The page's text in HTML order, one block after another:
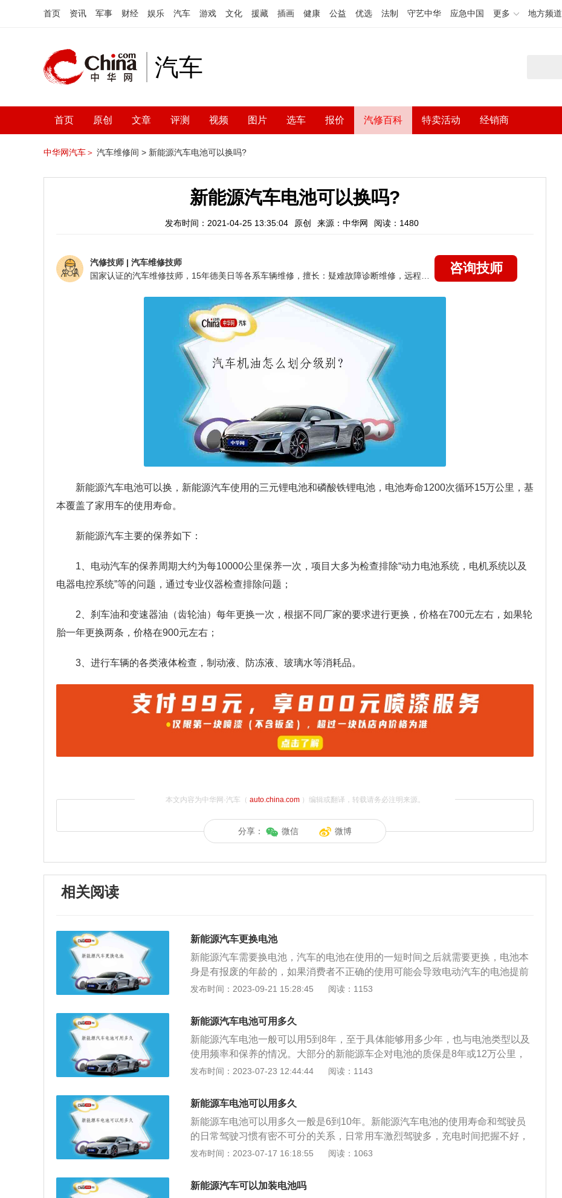
首页 资讯 军事 财经 娱乐 汽车 游戏 文化 援藏 插画 健康 公益 优选 法制 守艺中华 应急中国 更多 地方频道
汽车
首页 原创 文章 评测 视频 图片 选车 报价 汽修百科 特卖活动 经销商
中华网汽车＞ 汽车维修间 > 新能源汽车电池可以换吗?
新能源汽车电池可以换吗?
发布时间：2021-04-25 13:35:04 原创 来源：中华网 阅读：1480
汽修技师 | 汽车维修技师
咨询技师
新能源汽车电池可以换，新能源汽车使用的三元锂电池和磷酸铁锂电池，电池寿命1200次循环15万公里，基
本覆盖了家用车的使用寿命。
新能源汽车主要的保养如下：
1、电动汽车的保养周期大约为每10000公里保养一次，项目大多为检查排除“动力电池系统，电机系统以及
电器电控系统”等的问题，通过专业仪器检查排除问题；
2、刹车油和变速器油（齿轮油）每年更换一次，根据不同厂家的要求进行更换，价格在700元左右，如果轮
胎一年更换两条，价格在900元左右；
3、进行车辆的各类液体检查，制动液、防冻液、玻璃水等消耗品。
本文内容为中华网·汽车（ auto.china.com）编辑或翻译，转载请务必注明来源。
分享： 微信 微博
相关阅读
新能源汽车更换电池
新能源汽车需要换电池，汽车的电池在使用的一短时间之后就需要更换，电池本
身是有报废的年龄的，如果消费者不正确的使用可能会导致电动汽车的电池提前
报废，所以需要去电动汽车的4s店更换电池。新能源汽车是指采用非常规的车用
辆的动力控制和驱动方面的先进技术，形成的技术原理先进、具有新技术、新结
（BEV，包括太阳能汽车）、燃料电池电动汽车（FCEV）、其他新能源（如超
级电容器、飞轮等高效储能器）汽车等。非常规的车用燃料指除汽油、柴油之外
的燃料。
发布时间：2023-09-21 15:28:45 阅读：1153
新能源汽车电池可用多久
新能源汽车电池一般可以用5到8年，至于具体能够用多少年，也与电池类型以及
使用频率和保养的情况。大部分的新能源车企对电池的质保是8年或12万公里，
还有一些车企业承诺可以免费换新。想要买新能源汽车的话，电池的使用寿命也
电池。三元锂电池的使用寿命比较长，可以使用五到八年甚至十年。而且，工信
池、电机等核心零部件保用8年或12万公里以上。八年内出了问题，可以找厂
家。八年后，需要换电池，价格会比现在便宜。
发布时间：2023-07-23 12:44:44 阅读：1143
新能源车电池可以用多久
新能源车电池可以用多久一般是6到10年。新能源汽车电池的使用寿命和驾驶员
的日常驾驶习惯有密不可分的关系，日常用车激烈驾驶多，充电时间把握不好，
都会影响新能源汽车电池的使用时间。通常情况下，设计寿命都在六年乃至十年
现续航里程下降、存电量少、充电慢等问题，所以新能源汽车的电池在使用6年
发布时间：2023-07-17 16:18:55 阅读：1063
新能源汽车可以加装电池吗